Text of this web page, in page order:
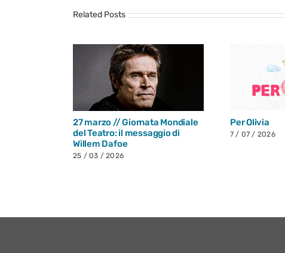
Related Posts
27 marzo // Giornata Mondiale
del Teatro: il messaggio di
Willem Dafoe
25 / 03 / 2026
Per Olivia
7 / 07 / 2026